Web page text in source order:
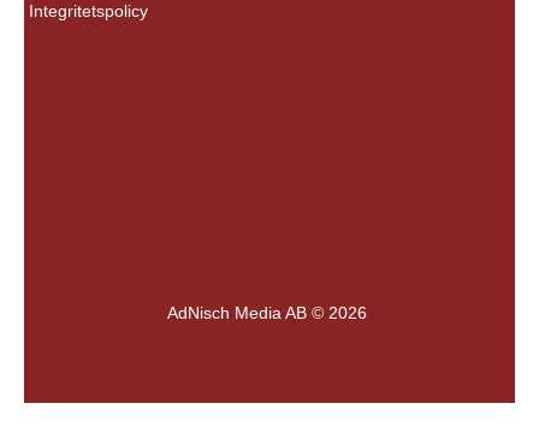
Integritetspolicy
AdNisch Media AB © 2026